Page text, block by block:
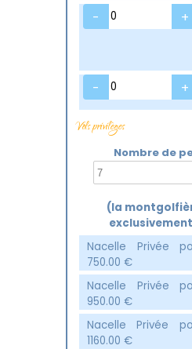
- +
- +
Vols privilèges
Nombre de
(la
Nacelle Privée
750.00 €
Nacelle Privée
950.00 €
Nacelle Privée
1160.00 €